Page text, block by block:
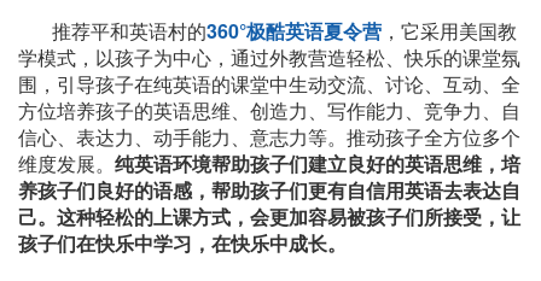
推荐平和英语村的360°极酷英语夏令营 ，它采用美国教
学模式，以孩子为中心，通过外教营造轻松、快乐的课堂氛
围，引导孩子在纯英语的课堂中生动交流、讨论、互动、全
方位培养孩子的英语思维、创造力、写作能力、竞争力、自
信心、表达力、动手能力、意志力等。推动孩子全方位多个
维度发展。 纯英语环境帮助孩子们建立良好的英语思维，培
养孩子们良好的语感，帮助孩子们更有自信用英语去表达自
己。这种轻松的上课方式，会更加容易被孩子们所接受，让
孩子们在快乐中学习，在快乐中成长。